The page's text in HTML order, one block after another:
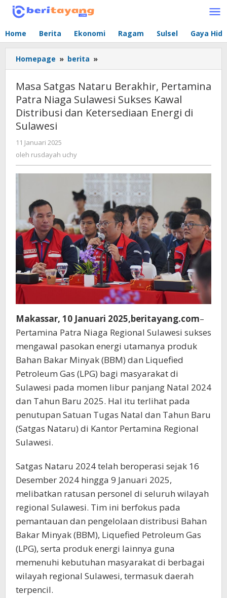
Lewati
Home Berita Ekonomi Ragam Sulsel Gaya
Homepage » berita »
Satgas
Berakhir,
Pertamina
Patra
Distribusi
dan
Ketersediaan
Energi
di
Sulawesi
Masa Satgas Nataru Berakhir, Pertamina
Patra Niaga Sulawesi Sukses Kawal
Distribusi dan Ketersediaan Energi di
Sulawesi
11 Januari 2025
rusdayah
uchy
oleh rusdayah uchy
Makassar, 10 Januari 2025,beritayang.com–
Pertamina Patra Niaga Regional Sulawesi sukses
mengawal pasokan energi utamanya produk
Bahan Bakar Minyak (BBM) dan Liquefied
Petroleum Gas (LPG) bagi masyarakat di
Sulawesi pada momen libur panjang Natal 2024
dan Tahun Baru 2025. Hal itu terlihat pada
penutupan Satuan Tugas Natal dan Tahun Baru
(Satgas Nataru) di Kantor Pertamina Regional
Sulawesi.
Satgas Nataru 2024 telah beroperasi sejak 16
Desember 2024 hingga 9 Januari 2025,
melibatkan ratusan personel di seluruh wilayah
regional Sulawesi. Tim ini berfokus pada
pemantauan dan pengelolaan distribusi Bahan
Bakar Minyak (BBM), Liquefied Petroleum Gas
(LPG), serta produk energi lainnya guna
memenuhi kebutuhan masyarakat di berbagai
wilayah regional Sulawesi, termasuk daerah
terpencil.